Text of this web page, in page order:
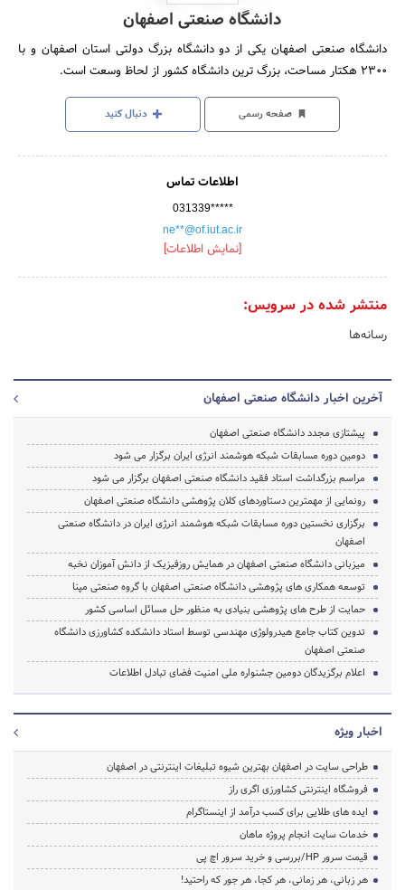
دانشگاه صنعتی اصفهان
دانشگاه صنعتی اصفهان یکی از دو دانشگاه بزرگ دولتی استان اصفهان و با
2300 هکتار مساحت، بزرگ ترین دانشگاه کشور از لحاظ وسعت است.
صفحه رسمی دنبال کنید
اطلاعات تماس
031339*****
ne**@of.iut.ac.ir
[نمایش اطلاعات]
منتشر شده در سرویس:
رسانه‌ها
آخرین اخبار دانشگاه صنعتی اصفهان
پیشتازی مجدد دانشگاه صنعتی اصفهان
دومین دوره مسابقات شبکه هوشمند انرژی ایران برگزار می شود
مراسم بزرگداشت استاد فقید دانشگاه صنعتی اصفهان برگزار می شود
رونمایی از مهمترین دستاوردهای کلان پژوهشی دانشگاه صنعتی اصفهان
برگزاری نخستین دوره مسابقات شبکه هوشمند انرژی ایران در دانشگاه صنعتی
اصفهان
میزبانی دانشگاه صنعتی اصفهان در همایش روزفیزیک از دانش آموزان نخبه
توسعه همکاری های پژوهشی دانشگاه صنعتی اصفهان با گروه صنعتی مپنا
حمایت از طرح های پژوهشی بنیادی به منظور حل مسائل اساسی کشور
تدوین کتاب جامع هیدرولوژی مهندسی توسط استاد دانشکده کشاورزی دانشگاه
صنعتی اصفهان
اعلام برگزیدگان دومین جشنواره ملی امنیت فضای تبادل اطلاعات
اخبار ویژه
طراحی سایت در اصفهان بهترین شیوه تبلیغات اینترنتی در اصفهان
فروشگاه اینترنتی کشاورزی اگری راز
ایده های طلایی برای کسب درآمد از اینستاگرام
خدمات سایت انجام پروژه ماهان
قیمت سرور HP/بررسی و خرید سرور اچ پی
هر زبانی، هر زمانی، هر کجا، هر جور که راحتید!